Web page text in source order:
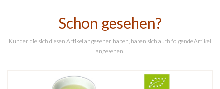
Schon gesehen?
Kunden die sich diesen Artikel angesehen haben, haben sich auch folgende Artikel
angesehen.